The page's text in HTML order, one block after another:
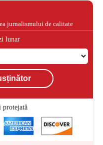
jurnalismului de calitate
lunar
protejată